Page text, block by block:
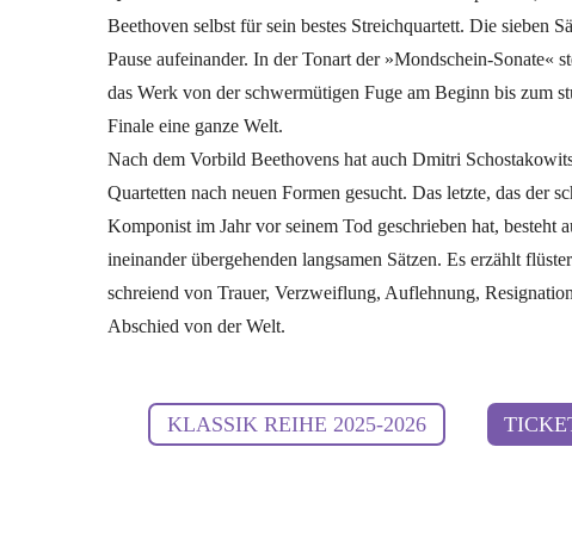
Beethoven selbst für sein bestes Streichquartett. Die sieben
Pause aufeinander. In der Tonart der »Mondschein-Sonate«
das Werk von der schwermütigen Fuge am Beginn bis zum
Finale eine ganze Welt.
Nach dem Vorbild Beethovens hat auch Dmitri
Quartetten nach neuen Formen gesucht. Das letzte, das der
Komponist im Jahr vor seinem Tod geschrieben hat, besteht
ineinander übergehenden langsamen Sätzen. Es erzählt
schreiend von Trauer, Verzweiflung, Auflehnung,
Abschied von der Welt.
KLASSIK REIHE 2025-2026